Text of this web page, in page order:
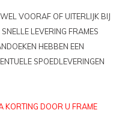
VOORAF OF UITERLIJK BIJ
LEVERING FRAMES
HEBBEN EEN
SPOEDLEVERINGEN
KORTING DOOR U FRAME